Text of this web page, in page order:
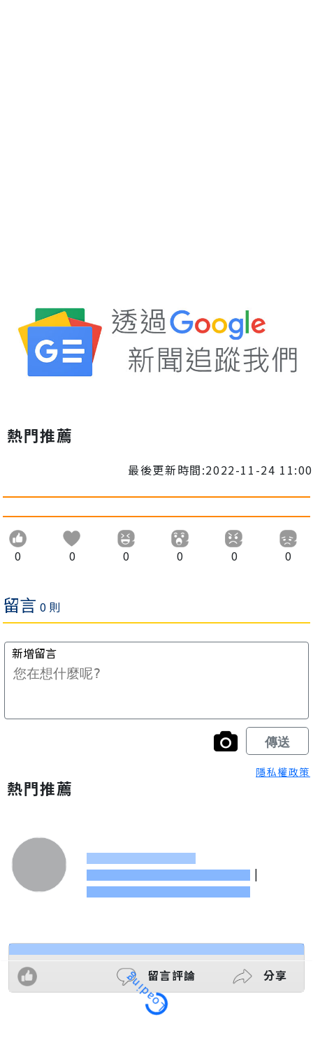
熱門推薦
最後更新時間:2022-11-24 11:00
0 0 0 0 0 0
隱私權政策
熱門推薦
|
留言評論 分享
Loading